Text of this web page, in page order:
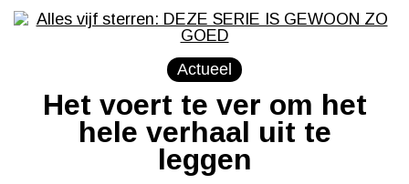
Actueel
Het voert te ver om het
hele verhaal uit te
leggen